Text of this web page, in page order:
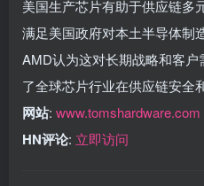
美国生产芯片有助于供应链多
满足美国政府对本土半导体制
AMD认为这对长期战略和客
了全球芯片行业在供应链安全
网站: www.tomshardware.com
HN评论: 立即访问